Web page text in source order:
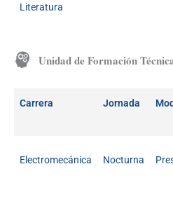
Literatura
Unidad de Formación
Carrera Jornada
Electromecánica Nocturna